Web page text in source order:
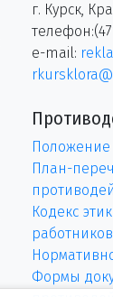
г. Курск,
e-mail:
План-
Кодекс
работников
Формы